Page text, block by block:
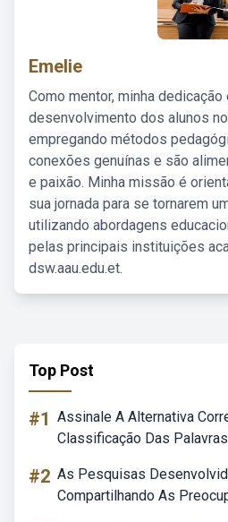
Emelie
Como mentor, minha dedicação
desenvolvimento dos alunos
empregando métodos
conexões genuínas e são
e paixão. Minha missão é
sua jornada para se tornarem
utilizando abordagens
pelas principais instituições
dsw.aau.edu.et.
Top Post
#1 Assinale A Alternativa
Classificação Das
#2 As Pesquisas
Compartilhando As